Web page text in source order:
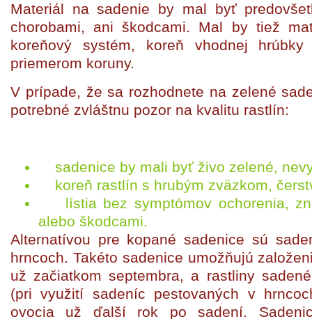
Materiál na sadenie by mal byť
chorobami, ani škodcami. Mal by tiež
koreňový systém, koreň vhodnej hrúbky
priemerom koruny.
V prípade, že sa rozhodnete na zelené
potrebné zvláštnu pozor na kvalitu rastlín:
sadenice by mali byť živo zelené,
koreň rastlín s hrubým zväzkom,
lístia bez symptómov ochorenia,
alebo škodcami.
Alternatívou pre kopané sadenice sú
hrncoch. Takéto sadenice umožňujú
už začiatkom septembra, a rastliny
(pri využití sadeníc pestovaných v
ovocia už ďalší rok po sadení.